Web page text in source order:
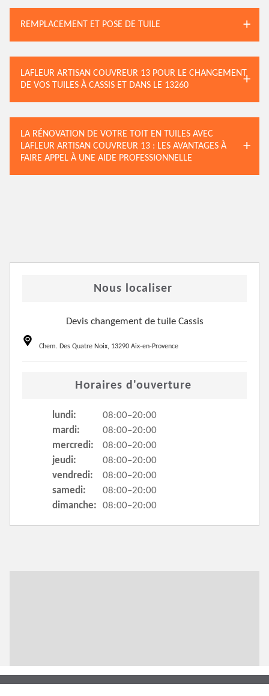
REMPLACEMENT ET POSE DE TUILE
LAFLEUR ARTISAN COUVREUR 13 POUR LE CHANGEMENT
DE VOS TUILES À CASSIS ET DANS LE 13260
LA RÉNOVATION DE VOTRE TOIT EN TUILES AVEC
LAFLEUR ARTISAN COUVREUR 13 : LES AVANTAGES À
FAIRE APPEL À UNE AIDE PROFESSIONNELLE
Nous localiser
Devis changement de tuile Cassis
Chem. Des Quatre Noix, 13290 Aix-en-Provence
Horaires d'ouverture
lundi:
08:00–20:00
mardi:
08:00–20:00
mercredi:
08:00–20:00
jeudi:
08:00–20:00
vendredi:
08:00–20:00
samedi:
08:00–20:00
dimanche:
08:00–20:00